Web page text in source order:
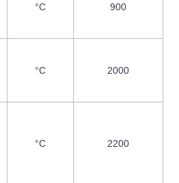
°C 900
°C 2000
°C 2200